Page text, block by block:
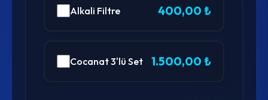
Alkali Filtre 400,00 ₺
Cocanat 3'lü Set 1.500,00 ₺